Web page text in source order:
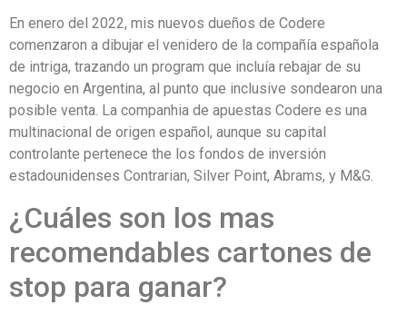
En enero del 2022, mis nuevos dueños de Codere
comenzaron a dibujar el venidero de la compañía española
de intriga, trazando un program que incluía rebajar de su
negocio en Argentina, al punto que inclusive sondearon una
posible venta. La companhia de apuestas Codere es una
multinacional de origen español, aunque su capital
controlante pertenece the los fondos de inversión
estadounidenses Contrarian, Silver Point, Abrams, y M&G.
¿Cuáles son los mas
recomendables cartones de
stop para ganar?